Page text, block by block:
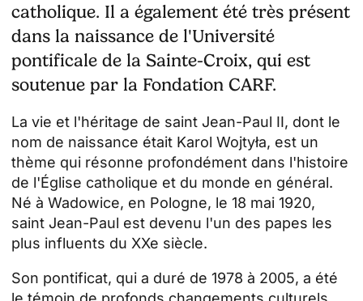
catholique. Il a également été très présent
dans la naissance de l'Université
pontificale de la Sainte-Croix, qui est
soutenue par la Fondation CARF.
La vie et l'héritage de saint Jean-Paul II, dont le
nom de naissance était Karol Wojtyła, est un
thème qui résonne profondément dans l'histoire
de l'Église catholique et du monde en général.
Né à Wadowice, en Pologne, le 18 mai 1920,
saint Jean-Paul est devenu l'un des papes les
plus influents du XXe siècle.
Son pontificat, qui a duré de 1978 à 2005, a été